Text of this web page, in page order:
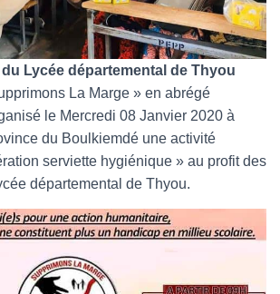
Lycée départemental de Thyou
La Marge » en abrégé
le Mercredi 08 Janvier 2020 à
du Boulkiemdé une activité
serviette hygiénique » au profit des
départemental de Thyou.